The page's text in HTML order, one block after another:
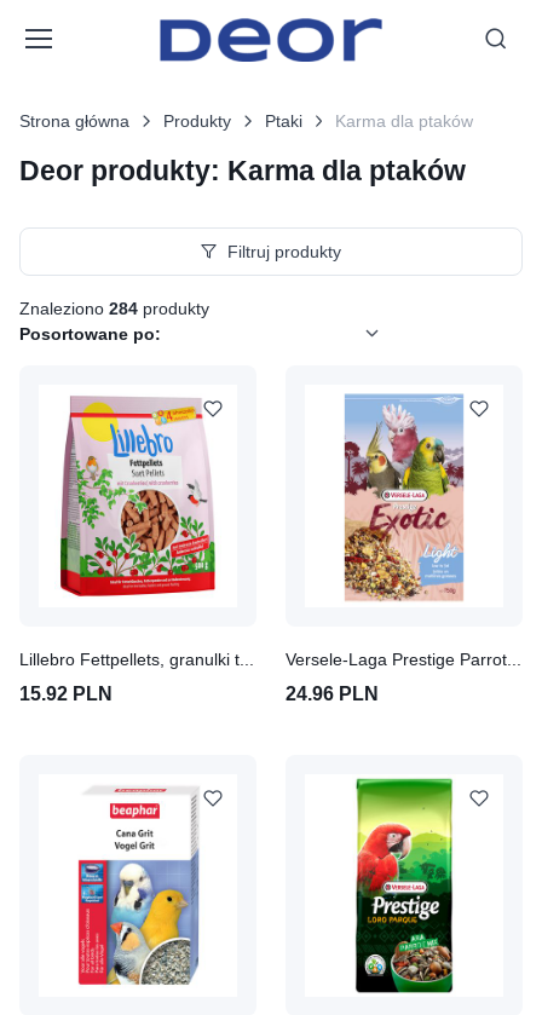
Strona główna Produkty Ptaki Karma dla ptaków
Deor produkty: Karma dla ptaków
Filtruj produkty
Znaleziono 284 produkty
Posortowane po:
15.92 PLN 24.96 PLN